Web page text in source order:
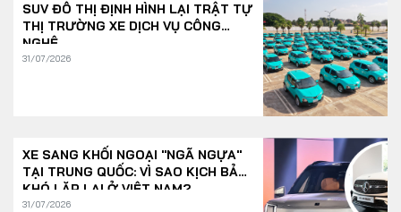
SUV ĐÔ THỊ ĐỊNH HÌNH LẠI TRẬT TỰ
THỊ TRƯỜNG XE DỊCH VỤ CÔNG
NGHỆ
31/07/2026
XE SANG KHỐI NGOẠI "NGÃ NGỰA"
TẠI TRUNG QUỐC: VÌ SAO KỊCH BẢN
KHÓ LẶP LẠI Ở VIỆT NAM?
31/07/2026